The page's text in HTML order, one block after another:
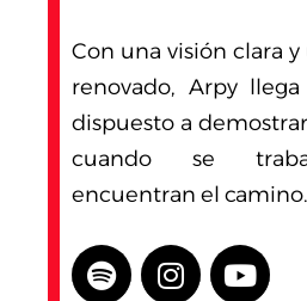
Con una visión clara
renovado, Arpy
dispuesto a
cuando se
encuentran el camino.